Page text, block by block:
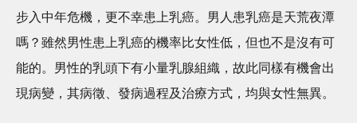
步入中年危機，更不幸患上乳癌。男人患乳癌是天荒夜潭
嗎？雖然男性患上乳癌的機率比女性低，但也不是沒有可
能的。男性的乳頭下有小量乳腺組織，故此同樣有機會出
現病變，其病徵、發病過程及治療方式，均與女性無異。